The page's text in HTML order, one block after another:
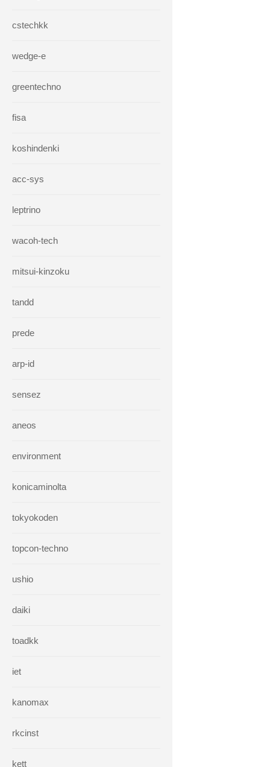
cstechkk
wedge-e
greentechno
fisa
koshindenki
acc-sys
leptrino
wacoh-tech
mitsui-kinzoku
tandd
prede
arp-id
sensez
aneos
environment
konicaminolta
tokyokoden
topcon-techno
ushio
daiki
toadkk
iet
kanomax
rkcinst
kett